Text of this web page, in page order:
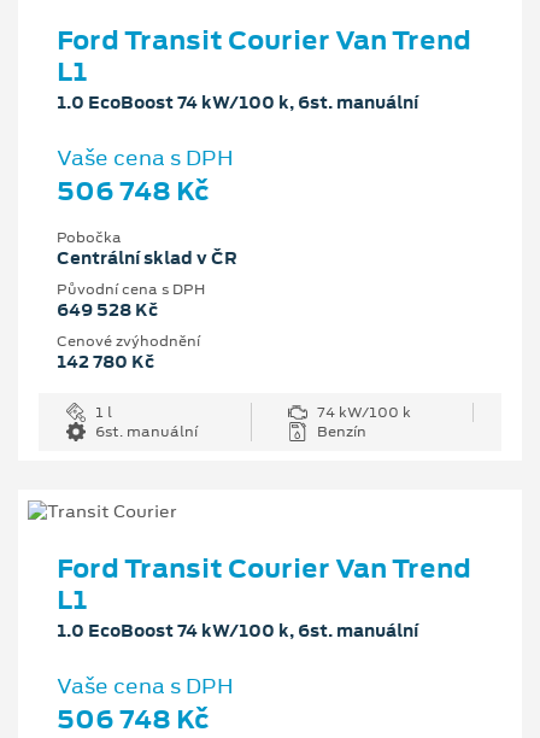
Ford Transit Courier Van Trend
L1
1.0 EcoBoost 74 kW/100 k, 6st. manuální
Vaše cena s DPH
506 748 Kč
Pobočka
Centrální sklad v ČR
Původní cena s DPH
649 528 Kč
Cenové zvýhodnění
142 780 Kč
1 l
74 kW/100 k
6st. manuální
Benzín
Ford Transit Courier Van Trend
L1
1.0 EcoBoost 74 kW/100 k, 6st. manuální
Vaše cena s DPH
506 748 Kč